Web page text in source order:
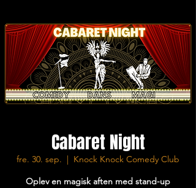
Cabaret Night
fre. 30. sep.
  |
Knock Knock Comedy Club
Oplev en magisk aften med stand-up